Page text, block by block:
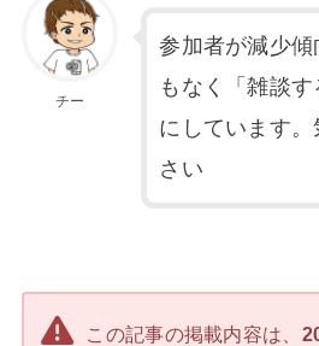
チー
参加者が減少
もなく「雑談
にしています
さい
この記事の掲載内容は、